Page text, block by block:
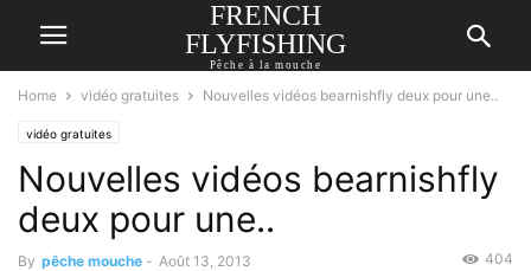
FRENCH
FLYFISHING
Pêche à la mouche
Home vidéo gratuites Nouvelles vidéos bearnishfly deux pour une..
vidéo gratuites
Nouvelles vidéos bearnishfly
deux pour une..
By pêche mouche - Août 13, 2013 404